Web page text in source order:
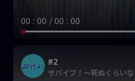
00 : 00 / 00 : 00
#2
サバイブ！〜死ぬくらい